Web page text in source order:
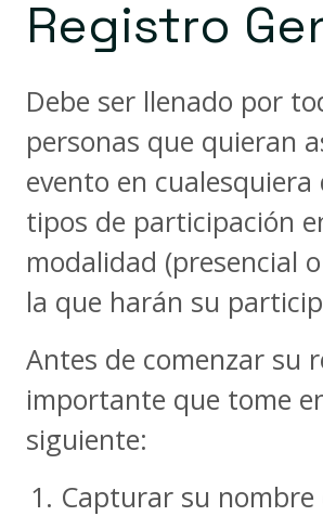
Registro
Debe ser llenado por
personas que quieran
evento en cualesquiera
tipos de participación
modalidad (presencial
la que harán su
Antes de comenzar su
importante que tome
siguiente:
Capturar su nombre